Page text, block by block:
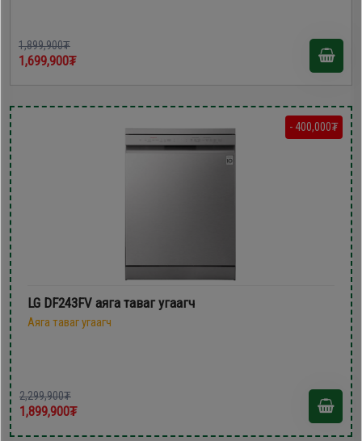
1,899,900₮
1,699,900₮
- 400,000₮
LG DF243FV аяга таваг угаагч
Аяга таваг угаагч
2,299,900₮
1,899,900₮